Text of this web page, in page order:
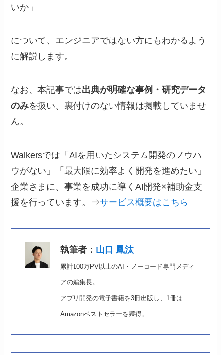
いか」
について、エンジニアではない方にもわかるよう
に解説します。
なお、本記事では出典が明確な事例・研究データ
のみを扱い、裏付けのない情報は掲載していませ
ん。
Walkersでは「AIを用いたシステム開発のノウハ
ウがない」「最大限に効率よく開発を進めたい」
企業さまに、事業を成功に導くAI開発×補助金支
援を行っています。⇒サービス概要はこちら
執筆者： 山口 鳳汰
累計100万PV以上のAI・ノーコード専門メディ
アの編集長。
アプリ開発の電子書籍を3冊出版し、1冊は
Amazonベストセラーを獲得。